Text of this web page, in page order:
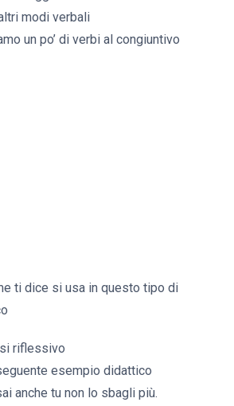
modi verbali
un po’ di verbi al congiuntivo
ti dice si usa in questo tipo di
riflessivo
esempio didattico
anche tu non lo sbagli più.